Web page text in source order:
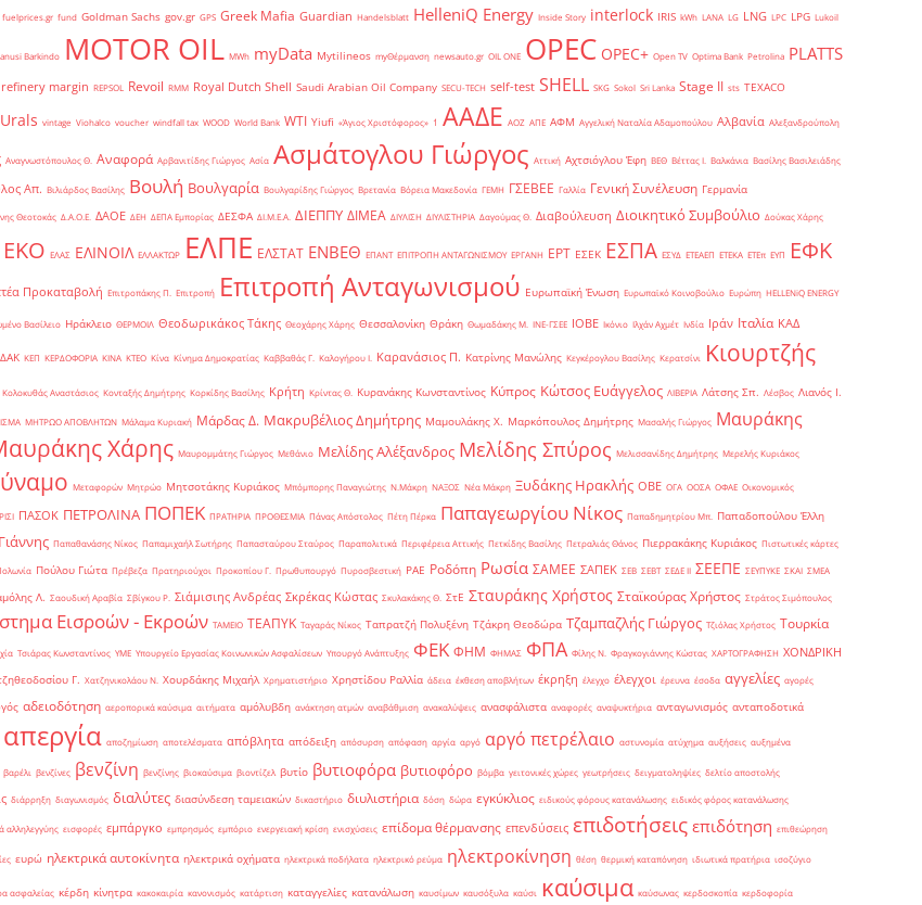
fuelprices.gr fund Goldman Sachs gov.gr GPS Greek Mafia Guardian Handelsblatt HelleniQ Energy Inside Story interlock IRIS kWh LANA LG LNG LPC LPG Lukoil
Barkindo MOTOR OIL MWh myData Mytilineos myΘέρμανση newsauto.gr OIL ONE OPEC OPEC+ Open TV Optima Bank Petrolina PLATTS
refinery margin REPSOL Revoil RMM Royal Dutch Shell Saudi Arabian Oil Company SECU-TECH self-test SHELL SKG Sokol Sri Lanka Stage II sts TEXACO
Urals vintage Viohalco voucher windfall tax WOOD World Bank WTI Yiufi «Άγιος Χριστόφορος» ΄1 ΑΑΔΕ ΑΟΖ ΑΠΕ ΑΦΜ Αγγελική Ναταλία Αδαμοπούλου Αλβανία Αλεξανδρούπολη
Αναγνωστόπουλος Θ. Αναφορά Αρβανιτίδης Γιώργος Ασία Ασμάτογλου Γιώργος Αττική Αχτσιόγλου Έφη ΒΕΘ Βέττας Ι. Βαλκάνια Βασίλης Βασιλειάδης
Απ. Βιλιάρδος Βασίλης Βουλή Βουλγαρία Βουλγαρίδης Γιώργος Βρετανία Βόρεια Μακεδονία ΓΕΜΗ ΓΣΕΒΕΕ Γαλλία Γενική Συνέλευση Γερμανία
Θεοτοκάς Δ.Α.Ο.Ε. ΔΑΟΕ ΔΕΗ ΔΕΠΑ Εμπορίας ΔΕΣΦΑ ΔΙ.Μ.Ε.Α. ΔΙΕΠΠΥ ΔΙΜΕΑ ΔΙΥΛΙΣΗ ΔΙΥΛΙΣΤΗΡΙΑ Δαγούμας Θ. Διαβούλευση Διοικητικό Συμβούλιο Δούκας Χάρης
ΕΚΟ ΕΛΑΣ ΕΛΙΝΟΙΛ ΕΛΛΑΚΤΩΡ ΕΛΠΕ ΕΛΣΤΑΤ ΕΝΒΕΘ ΕΠΑΝΤ ΕΠΙΤΡΟΠΗ ΑΝΤΑΓΩΝΙΣΜΟΥ ΕΡΓΑΝΗ ΕΡΤ ΕΣΕΚ ΕΣΠΑ ΕΣΥΔ ΕΤΕΑΕΠ ΕΤΕΚΑ ΕΤΕπ ΕΥΠ ΕΦΚ
Προκαταβολή Επιτροπάκης Π. Επιτροπή Επιτροπή Ανταγωνισμού Ευρωπαϊκή Ένωση Ευρωπαϊκό Κοινοβούλιο Ευρώπη ΗELLENiQ ENERGY
Βασίλειο Ηράκλειο ΘΕΡΜΟΙΛ Θεοδωρικάκος Τάκης Θεοχάρης Χάρης Θεσσαλονίκη Θράκη Θωμαδάκης Μ. ΙΝΕ-ΓΣΕΕ ΙΟΒΕ Ικόνιο Ιλχάν Αχμέτ Ινδία Ιράν Ιταλία ΚΑΔ
ΚΕΠ ΚΕΡΔΟΦΟΡΙΑ ΚΙΝΑ ΚΤΕΟ Κίνα Κίνημα Δημοκρατίας Καββαθάς Γ. Καλογήρου Ι. Καρανάσιος Π. Κατρίνης Μανώλης Κεγκέρογλου Βασίλης Κερατσίνι
Κιουρτζής
Κολοκυθάς Αναστάσιος Κονταξής Δημήτρης Κορκίδης Βασίλης Κρήτη Κρίντας Θ. Κυρανάκης Κωνσταντίνος Κύπρος Κώτσος Ευάγγελος ΛΙΒΕΡΙΑ Λάτσης Σπ. Λέσβος Λιανός Ι.
ΜΗΤΡΩΟ ΑΠΟΒΛΗΤΩΝ Μάλαμα Κυριακή Μάρδας Δ. Μακρυβέλιος Δημήτρης Μαμουλάκης Χ. Μαρκόπουλος Δημήτρης Μασαλής Γιώργος Μαυράκης
Χάρης Μαυρομμάτης Γιώργος Μεθάνιο Μελίδης Αλέξανδρος Μελίδης Σπύρος Μελισσανίδης Δημήτρης Μερελής Κυριάκος
Μεταφορών Μητρώο Μητσοτάκης Κυριάκος Μπόμπορης Παναγιώτης Ν.Μάκρη ΝΑΞΟΣ Νέα Μάκρη Ξυδάκης Ηρακλής ΟΒΕ ΟΓΑ ΟΟΣΑ ΟΦΑΕ Οικονομικός
ΠΑΣΟΚ ΠΕΤΡΟΛΙΝΑ ΠΟΠΕΚ ΠΡΑΤΗΡΙΑ ΠΡΟΘΕΣΜΙΑ Πάνας Απόστολος Πέτη Πέρκα Παπαγεωργίου Νίκος Παπαδημητρίου Μπ. Παπαδοπούλου Έλλη
Παπαθανάσης Νίκος Παπαμιχαήλ Σωτήρης Παπασταύρου Σταύρος Παραπολιτικά Περιφέρεια Αττικής Πετκίδης Βασίλης Πετραλιάς Θάνος Πιερρακάκης Κυριάκος Πιστωτικές κάρτες
Πούλου Γιώτα Πρέβεζα Πρατηριούχοι Προκοπίου Γ. Πρωθυπουργό Πυροσβεστική ΡΑΕ Ροδόπη Ρωσία ΣΑΜΕΕ ΣΑΠΕΚ ΣΕΒ ΣΕΒΤ ΣΕΔΕ ΙΙ ΣΕΕΠΕ ΣΕΥΠΥΚΕ ΣΚΑΙ ΣΜΕΑ
Λ. Σαουδική Αραβία Σβίγκου Ρ. Σιάμισιης Ανδρέας Σκρέκας Κώστας Σκυλακάκης Θ. ΣτΕ Σταυράκης Χρήστος Σταϊκούρας Χρήστος Στράτος Σιμόπουλος
Εισροών - Εκροών ΤΑΜΕΙΟ ΤΕΑΠΥΚ Ταγαράς Νίκος Ταπρατζή Πολυξένη Τζάκρη Θεοδώρα Τζαμπαζλής Γιώργος Τζιόλας Χρήστος Τουρκία
Τσιάρας Κωνσταντίνος ΥΜΕ Υπουργείο Εργασίας Κοινωνικών Ασφαλίσεων Υπουργό Ανάπτυξης ΦΕΚ ΦΗΜ ΦΗΜΑΣ ΦΠΑ Φίλης Ν. Φραγκογιάννης Κώστας ΧΑΡΤΟΓΡΑΦΗΣΗ ΧΟΝΔΡΙΚΗ
Γ. Χατζηνικολάου Ν. Χουρδάκης Μιχαήλ Χρηματιστήριο Χρηστίδου Ραλλία άδεια έκθεση αποβλήτων έκρηξη έλεγχο έλεγχοι έρευνα έσοδα αγγελίες αγορές
αδειοδότηση αεροπορικά καύσιμα αιτήματα αμόλυβδη ανάκτηση ατμών αναβάθμιση ανακαλύψεις ανασφάλιστα αναφορές αναψυκτήρια ανταγωνισμός ανταποδοτικά
απεργία αποζημίωση αποτελέσματα απόβλητα απόδειξη απόσυρση απόφαση αργία αργό αργό πετρέλαιο αστυνομία ατύχημα αυξήσεις αυξημένα
βαρέλι βενζίνες βενζίνη βενζίνης βιοκαύσιμα βιοντίζελ βυτίο βυτιοφόρα βυτιοφόρο βόμβα γειτονικές χώρες γεωτρήσεις δειγματοληψίες δελτίο αποστολής
διάρρηξη διαγωνισμός διαλύτες διασύνδεση ταμειακών δικαστήριο διυλιστήρια δόση δώρα εγκύκλιος ειδικούς φόρους κατανάλωσης ειδικός φόρος κατανάλωσης
αλληλεγγύης εισφορές εμπάργκο εμπρησμός εμπόριο ενεργειακή κρίση ενισχύσεις επίδομα θέρμανσης επενδύσεις επιδοτήσεις επιδότηση επιθεώρηση
ευρώ ηλεκτρικά αυτοκίνητα ηλεκτρικά οχήματα ηλεκτρικά ποδήλατα ηλεκτρικό ρεύμα ηλεκτροκίνηση θέση θερμική καταπόνηση ιδιωτικά πρατήρια ισοζύγιο
ασφαλείας κέρδη κίνητρα κακοκαιρία κανονισμός κατάρτιση καταγγελίες κατανάλωση καυσίμων καυσόξυλα καύσι καύσιμα καύσωνας κερδοσκοπία κερδοφορία